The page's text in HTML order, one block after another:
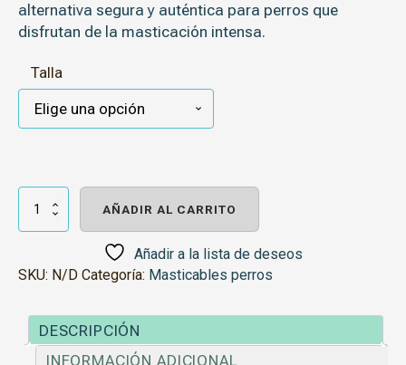
alternativa segura y auténtica para perros que
disfrutan de la masticación intensa.
Talla
Masticable
Madera
ébano
cantidad
AÑADIR AL CARRITO
Añadir a la lista de deseos
SKU: N/D Categoría: Masticables perros
DESCRIPCIÓN
INFORMACIÓN ADICIONAL